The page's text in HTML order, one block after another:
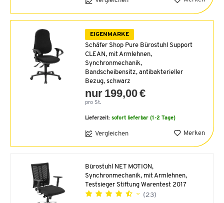
EIGENMARKE
Schäfer Shop Pure Bürostuhl Support
CLEAN, mit Armlehnen,
Synchronmechanik,
Bandscheibensitz, antibakterieller
Bezug, schwarz
nur 199,00 €
pro St.
Lieferzeit: sofort lieferbar (1-2 Tage)
Vergleichen Merken
Bürostuhl NET MOTION,
Synchronmechanik, mit Armlehnen,
Testsieger Stiftung Warentest 2017
(23)